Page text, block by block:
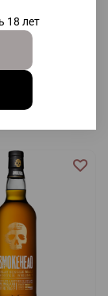
Sanaig 46%
18 лет